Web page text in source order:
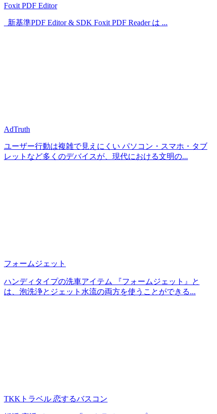
Foxit PDF Editor
新基準PDF Editor & SDK Foxit PDF Reader は ...
AdTruth
ユーザー行動は複雑で見えにくい パソコン・スマホ・タブ
レットなど多くのデバイスが、現代における文明の...
フォームジェット
ハンディタイプの洗車アイテム 『フォームジェット』と
は、泡洗浄とジェット水流の両方を使うことができる...
TKKトラベル 恋するバスコン